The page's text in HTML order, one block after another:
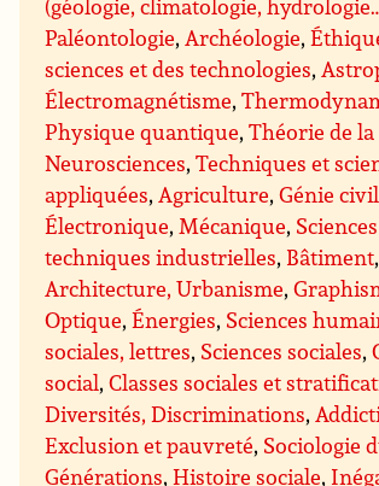
Paléontologie, Archéologie,
sciences et des technologies,
Électromagnétisme,
Physique quantique,Théorie de
Neurosciences,Techniques et
appliquées, Agriculture,Génie civil
Électronique, Mécanique,
techniques industrielles, Bâtiment,
Architecture, Urbanisme,
Optique,Énergies, Sciences
sociales, lettres, Sciences sociales,
social,Classes sociales et
Diversités, Discriminations,
Exclusion et pauvreté, Sociologie
Générations,Histoire sociale,